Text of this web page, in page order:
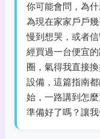
你可能會問，為
為現在家家戶戶
慢到想哭，或者
經買過一台便宜
圈，氣得我直接
設備，這篇指南
始，一路講到怎
準備好了嗎？讓我